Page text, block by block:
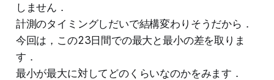
しません．
計測のタイミングしだいで結構変わりそうだから．
今回は，この23日間での最大と最小の差を取りま
す．
最小が最大に対してどのくらいなのかをみます．